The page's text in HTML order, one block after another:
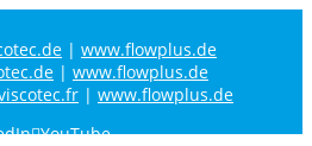
| www.flowplus.de
| www.flowplus.de
| www.flowplus.de
YouTube